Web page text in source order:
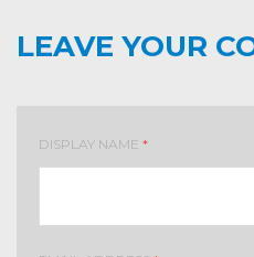
LEAVE YOUR
DISPLAY NAME *